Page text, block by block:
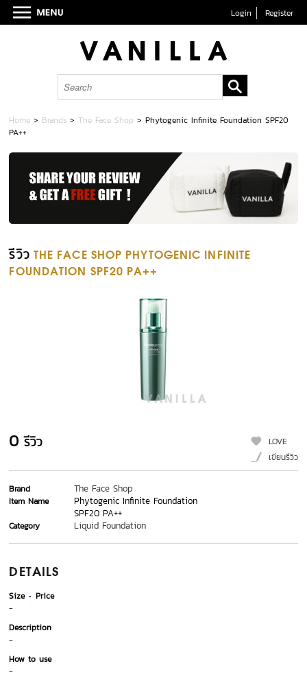
Login Register
Home > Brands >The Face Shop >Phytogenic Infinite Foundation SPF20
PA++
รีวิว THE FACE SHOP PHYTOGENIC INFINITE
FOUNDATION SPF20 PA++
0 รีวิว
LOVE
เขียนรีวิว
Brand The Face Shop
Item Name
Phytogenic Infinite Foundation
SPF20 PA++
Category Liquid Foundation
DETAILS
Size
Price
-
Description
-
How to use
-